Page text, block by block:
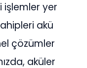
işlemler yer
akü
çözümler
aküler